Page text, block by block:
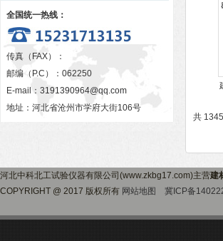
全国统一热线：
传真（FAX）：
邮编（P.C）：062250
E-mail： 3191390964@qq.com
地址：河北省沧州市学府大街106号
共
河北中科北工试验仪器有限公司(www.zkbg17.com)主营建
COPYRIGHT @ 2017 版权所有 网站地图 冀ICP备